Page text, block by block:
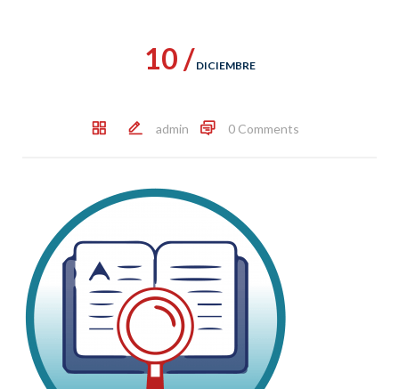
10 / DICIEMBRE
admin 0 Comments